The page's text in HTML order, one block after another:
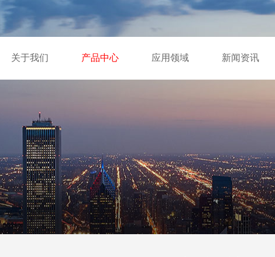
关于我们 产品中心 应用领域 新闻资讯